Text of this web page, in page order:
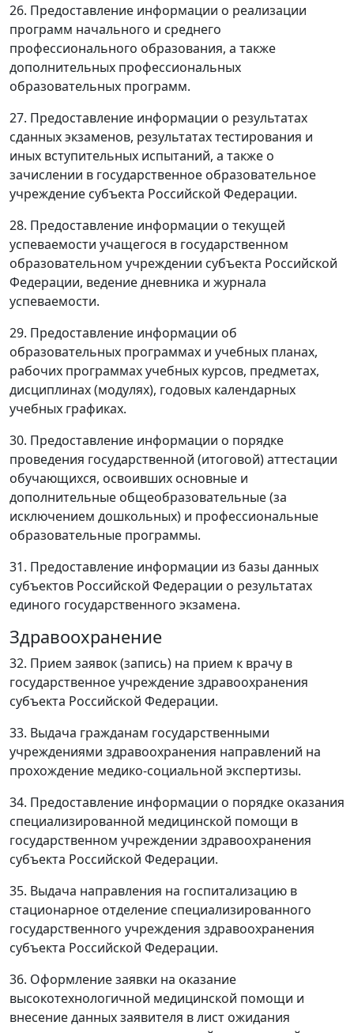
26. Предоставление информации о реализации
программ начального и среднего
профессионального образования, а также
дополнительных профессиональных
образовательных программ.
27. Предоставление информации о результатах
сданных экзаменов, результатах тестирования и
иных вступительных испытаний, а также о
зачислении в государственное образовательное
учреждение субъекта Российской Федерации.
28. Предоставление информации о текущей
успеваемости учащегося в государственном
образовательном учреждении субъекта Российской
Федерации, ведение дневника и журнала
успеваемости.
29. Предоставление информации об
образовательных программах и учебных планах,
рабочих программах учебных курсов, предметах,
дисциплинах (модулях), годовых календарных
учебных графиках.
30. Предоставление информации о порядке
проведения государственной (итоговой) аттестации
обучающихся, освоивших основные и
дополнительные общеобразовательные (за
исключением дошкольных) и профессиональные
образовательные программы.
31. Предоставление информации из базы данных
субъектов Российской Федерации о результатах
единого государственного экзамена.
Здравоохранение
32. Прием заявок (запись) на прием к врачу в
государственное учреждение здравоохранения
субъекта Российской Федерации.
33. Выдача гражданам государственными
учреждениями здравоохранения направлений на
прохождение медико-социальной экспертизы.
34. Предоставление информации о порядке оказания
специализированной медицинской помощи в
государственном учреждении здравоохранения
субъекта Российской Федерации.
35. Выдача направления на госпитализацию в
стационарное отделение специализированного
государственного учреждения здравоохранения
субъекта Российской Федерации.
36. Оформление заявки на оказание
высокотехнологичной медицинской помощи и
внесение данных заявителя в лист ожидания